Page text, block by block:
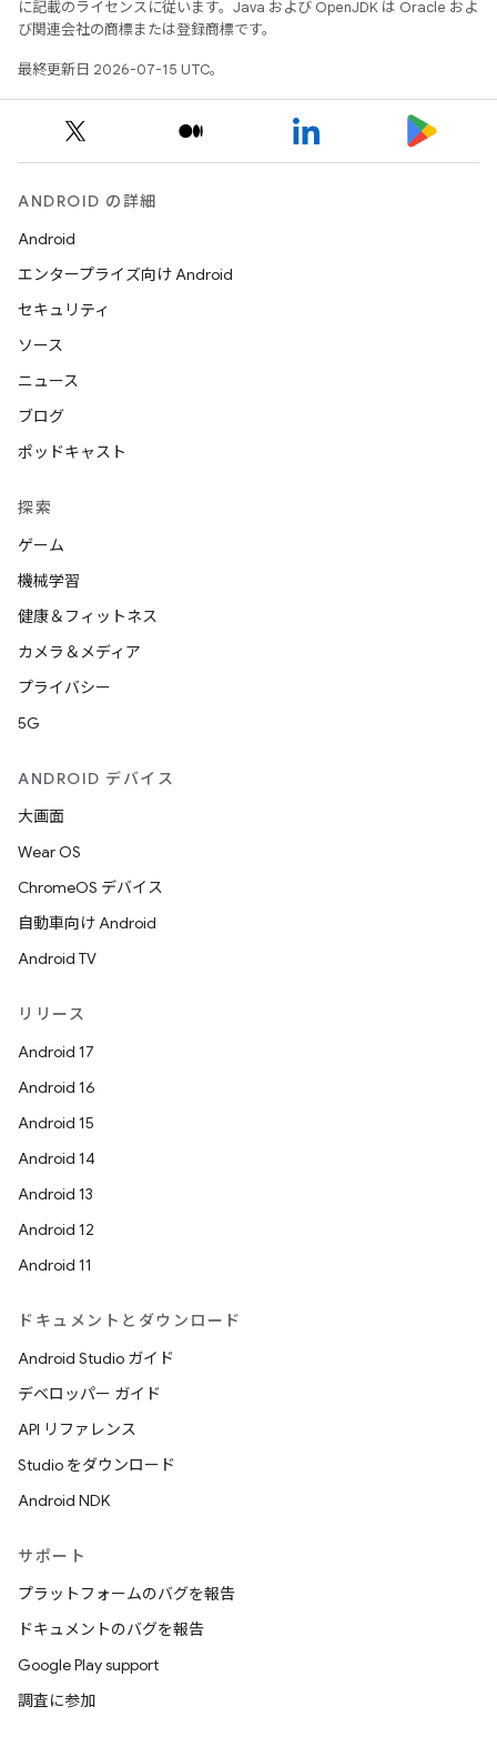
に記載のライセンスに従います。Java および OpenJDK は Oracle およ
び関連会社の商標または登録商標です。
最終更新日 2026-07-15 UTC。
ANDROID の詳細
Android
エンタープライズ向け Android
セキュリティ
ソース
ニュース
ブログ
ポッドキャスト
探索
ゲーム
機械学習
健康＆フィットネス
カメラ＆メディア
プライバシー
5G
ANDROID デバイス
大画面
Wear OS
ChromeOS デバイス
自動車向け Android
Android TV
リリース
Android 17
Android 16
Android 15
Android 14
Android 13
Android 12
Android 11
ドキュメントとダウンロード
Android Studio ガイド
デベロッパー ガイド
API リファレンス
Studio をダウンロード
Android NDK
サポート
プラットフォームのバグを報告
ドキュメントのバグを報告
Google Play support
調査に参加